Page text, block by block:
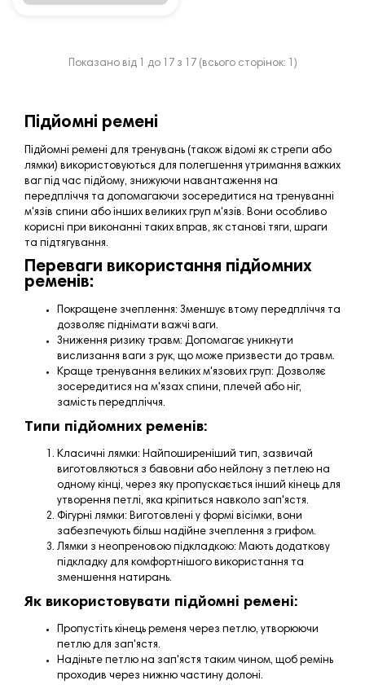
Показано від 1 до 17 з 17 (всього сторінок: 1)
Підйомні ремені
Підйомні ремені для тренувань (також відомі як стрепи або
лямки) використовуються для полегшення утримання важких
ваг під час підйому, знижуючи навантаження на
передпліччя та допомагаючи зосередитися на тренуванні
м'язів спини або інших великих груп м'язів. Вони особливо
корисні при виконанні таких вправ, як станові тяги, шраги
та підтягування.
Переваги використання підйомних
ременів:
Покращене зчеплення: Зменшує втому передпліччя та
дозволяє піднімати важчі ваги.
Зниження ризику травм: Допомагає уникнути
вислизання ваги з рук, що може призвести до травм.
Краще тренування великих м'язових груп: Дозволяє
зосередитися на м'язах спини, плечей або ніг,
замість передпліччя.
Типи підйомних ременів:
Класичні лямки: Найпоширеніший тип, зазвичай
виготовляються з бавовни або нейлону з петлею на
одному кінці, через яку пропускається інший кінець для
утворення петлі, яка кріпиться навколо зап'ястя.
Фігурні лямки: Виготовлені у формі вісімки, вони
забезпечують більш надійне зчеплення з грифом.
Лямки з неопреновою підкладкою: Мають додаткову
підкладку для комфортнішого використання та
зменшення натирань.
Як використовувати підйомні ремені:
Пропустіть кінець ременя через петлю, утворюючи
петлю для зап'ястя.
Надіньте петлю на зап'ястя таким чином, щоб ремінь
проходив через нижню частину долоні.